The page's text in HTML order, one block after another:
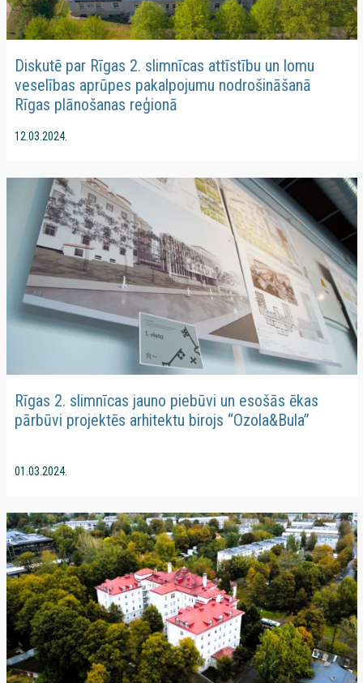
Diskutē par Rīgas 2. slimnīcas attīstību un lomu
veselības aprūpes pakalpojumu nodrošināšanā
Rīgas plānošanas reģionā
12.03.2024.
Rīgas 2. slimnīcas jauno piebūvi un esošās ēkas
pārbūvi projektēs arhitektu birojs “Ozola&Bula”
01.03.2024.